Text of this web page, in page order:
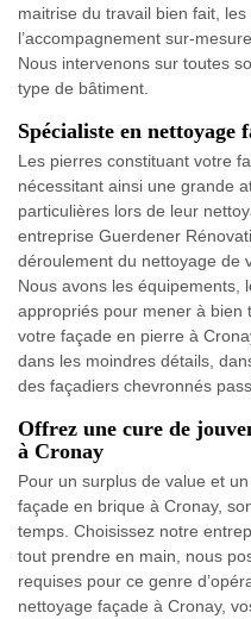
maitrise du travail bien fait, les
l’accompagnement sur-
Nous intervenons sur toutes
type de bâtiment.
Spécialiste en nettoyage
Les pierres constituant votre
nécessitant ainsi une grande
particulières lors de leur
entreprise Guerdener
déroulement du nettoyage de
Nous avons les équipements,
appropriés pour mener à bien
votre façade en pierre à
dans les moindres détails,
des façadiers chevronnés
Offrez une cure de
à Cronay
Pour un surplus de value et
façade en brique à Cronay,
temps. Choisissez notre
tout prendre en main, nous
requises pour ce genre
nettoyage façade à Cronay,